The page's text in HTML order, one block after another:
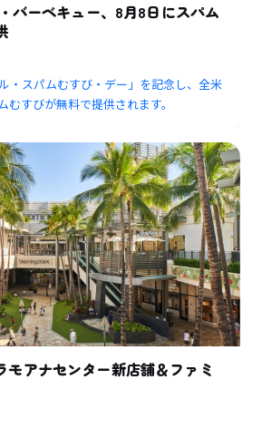
バーベキュー、8月8日にスパム
・スパムむすび・デー」を記念し、全米
むすびが無料で提供されます。
モアナセンター新店舗＆ファミ